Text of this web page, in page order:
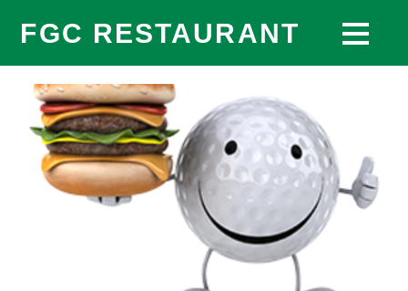
FGC RESTAURANT